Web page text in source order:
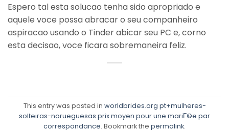
Espero tal esta solucao tenha sido apropriado e
aquele voce possa abracar o seu companheiro
aspiracao usando o Tinder abicar seu PC e, corno
esta decisao, voce ficara sobremaneira feliz.
This entry was posted in worldbrides.org pt+mulheres-
solteiras-norueguesas prix moyen pour une mariГ©e par
correspondance. Bookmark the permalink.